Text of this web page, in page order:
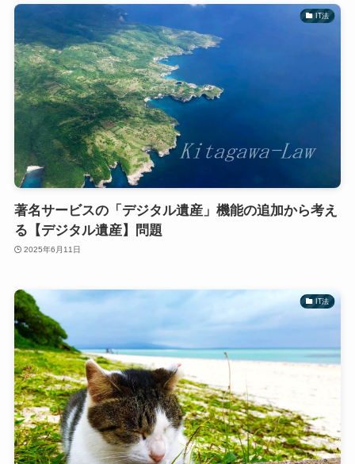
IT法
著名サービスの「デジタル遺産」機能の追加から考え
る【デジタル遺産】問題
2025年6月11日
IT法